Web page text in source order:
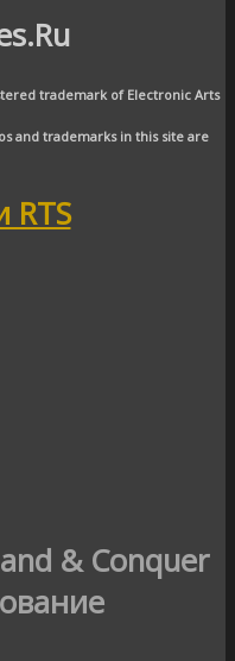
trademark of Electronic Arts
and trademarks in this site are
& Conquer